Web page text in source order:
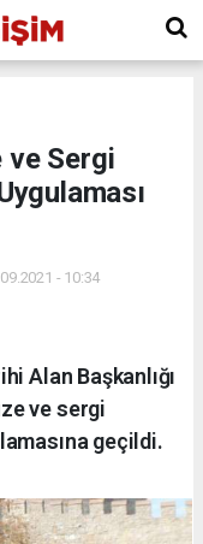
ve Sergi
- 10:34
Alan Başkanlığı
ve sergi
geçildi.